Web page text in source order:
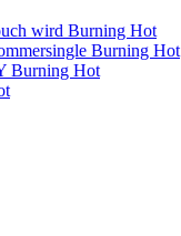
wird Burning Hot
Burning Hot
Burning Hot